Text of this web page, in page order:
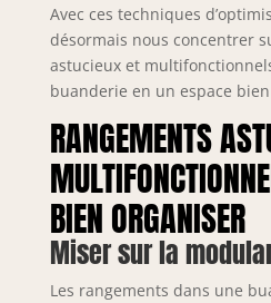
Avec ces techniques
désormais nous concentrer
astucieux et
buanderie en un espace
RANGEMENTS
BIEN ORGANISER
Miser sur la
Les rangements dans une